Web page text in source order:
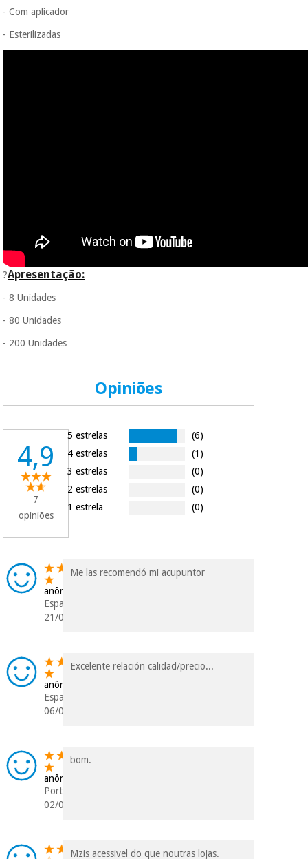
- Com aplicador
- Esterilizadas
?Apresentação:
- 8 Unidades
- 80 Unidades
- 200 Unidades
Opiniões
4,9
7
opiniões
5 estrelas
(6)
4 estrelas
(1)
3 estrelas
(0)
2 estrelas
(0)
1 estrela
(0)
anônimo
Espanha
21/06/2024
Me las recomendó mi acupuntor
anônimo
Espanha
06/09/2021
Excelente relación calidad/precio...
anônimo
Portugal
02/08/2021
bom.
Mzis acessivel do que noutras lojas.